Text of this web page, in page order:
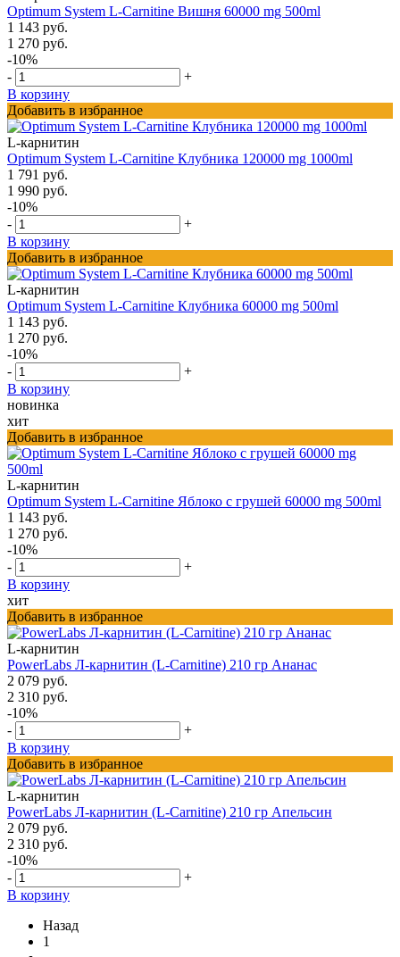
Optimum System L-Carnitine Вишня 60000 mg 500ml
1 143 руб.
1 270 руб.
-10%
-
+
В корзину
Добавить в избранное
L-карнитин
Optimum System L-Carnitine Клубника 120000 mg 1000ml
1 791 руб.
1 990 руб.
-10%
-
+
В корзину
Добавить в избранное
L-карнитин
Optimum System L-Carnitine Клубника 60000 mg 500ml
1 143 руб.
1 270 руб.
-10%
-
+
В корзину
новинка
хит
Добавить в избранное
L-карнитин
Optimum System L-Carnitine Яблоко с грушей 60000 mg 500ml
1 143 руб.
1 270 руб.
-10%
-
+
В корзину
хит
Добавить в избранное
L-карнитин
PowerLabs Л-карнитин (L-Carnitine) 210 гр Ананас
2 079 руб.
2 310 руб.
-10%
-
+
В корзину
Добавить в избранное
L-карнитин
PowerLabs Л-карнитин (L-Carnitine) 210 гр Апельсин
2 079 руб.
2 310 руб.
-10%
-
+
В корзину
Назад
1